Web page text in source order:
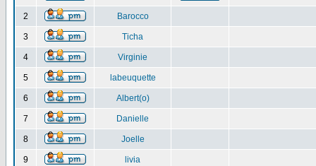
2 Barocco
3 Ticha
4 Virginie
5 labeuquette
6 Albert(o)
7 Danielle
8 Joelle
9 livia